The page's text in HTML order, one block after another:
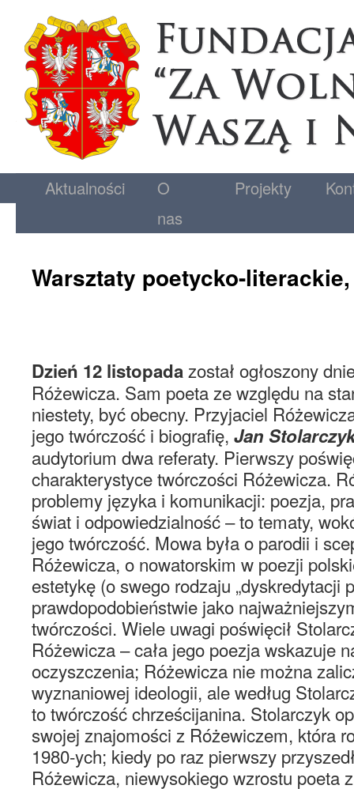
Aktualności
O
nas
Projekty
Warsztaty poetycko-
Dzień 12 listopadazostał ogłoszony
Różewicza. Sam poeta ze względu na
niestety, być obecny. Przyjaciel
jego twórczość i biografię, Jan
audytorium dwa referaty. Pierwszy
charakterystyce twórczości Różewicza.
problemy języka i komunikacji: poezja,
świat i odpowiedzialność – to tematy,
jego twórczość. Mowa była o parodii i
Różewicza, o nowatorskim w poezji
estetykę (o swego rodzaju „dyskredytacji
prawdopodobieństwie jako
twórczości. Wiele uwagi poświęcił
Różewicza – cała jego poezja wskazuje
oczyszczenia; Różewicza nie można
wyznaniowej ideologii, ale według
to twórczość chrześcijanina. Stolarczyk
swojej znajomości z Różewiczem, która
1980-ych; kiedy po raz pierwszy
Różewicza, niewysokiego wzrostu poeta